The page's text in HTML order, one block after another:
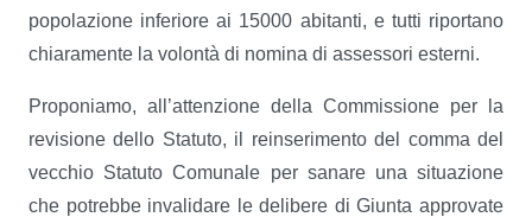
popolazione inferiore ai 15000 abitanti, e tutti riportano
chiaramente la volontà di nomina di assessori esterni.
Proponiamo, all’attenzione della Commissione per la
revisione dello Statuto, il reinserimento del comma del
vecchio Statuto Comunale per sanare una situazione
che potrebbe invalidare le delibere di Giunta approvate